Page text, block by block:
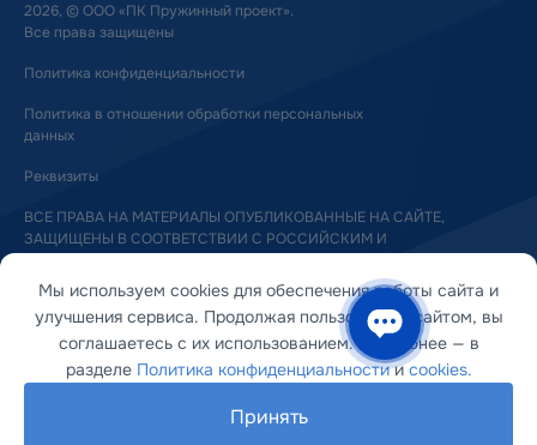
2026, © ООО «ПК Пружинный проект».
Все права защищены
Политика конфиденциальности
Политика в отношении обработки персональных
данных
Реквизиты
ВСЕ ПРАВА НА МАТЕРИАЛЫ ОПУБЛИКОВАННЫЕ НА САЙТЕ,
ЗАЩИЩЕНЫ В СООТВЕТСТВИИ С РОССИЙСКИМ И
И СМЕЖНЫХ ПРАВАХ
Мы используем cookies для обеспечения работы сайта и
улучшения сервиса. Продолжая пользоваться сайтом, вы
соглашаетесь с их использованием. Подробнее — в
разделе Политика конфиденциальностииcookies.
Принять